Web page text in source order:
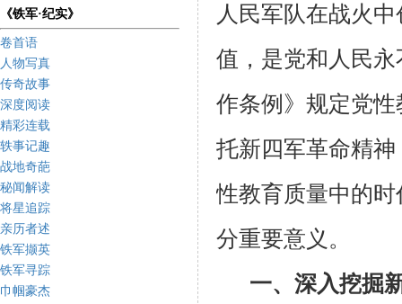
《铁军·纪实》
卷首语
人物写真
传奇故事
深度阅读
精彩连载
轶事记趣
战地奇葩
秘闻解读
将星追踪
亲历者述
铁军撷英
铁军寻踪
巾帼豪杰
人民军队在战火
值，是党和人民
作条例》规定党
托新四军革命精
性教育质量中的
分重要意义。
一、深入挖掘